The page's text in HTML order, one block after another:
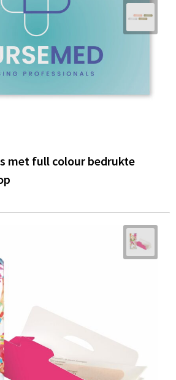
met full colour bedrukte